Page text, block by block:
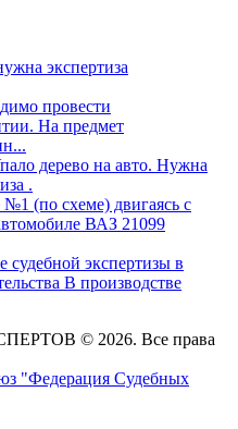
экспертиза
провести
На предмет
дерево на авто. Нужна
.
(по схеме) двигаясь с
ВАЗ 21099
судебной экспертизы в
В производстве
© 2026. Все права
"Федерация Судебных